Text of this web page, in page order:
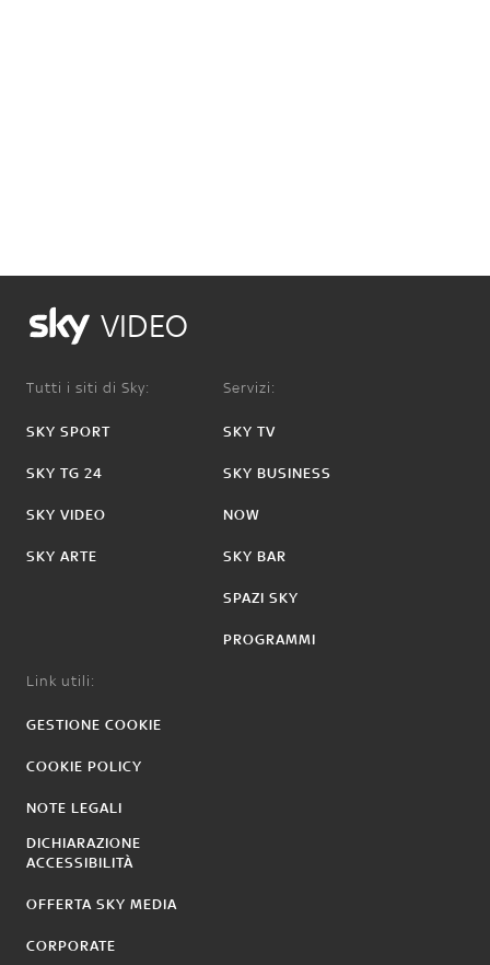
VIDEO
Tutti i siti di Sky:
SKY SPORT
SKY TG 24
SKY VIDEO
SKY ARTE
Servizi:
SKY TV
SKY BUSINESS
NOW
SKY BAR
SPAZI SKY
PROGRAMMI
Link utili:
GESTIONE COOKIE
COOKIE POLICY
NOTE LEGALI
DICHIARAZIONE
ACCESSIBILITÀ
OFFERTA SKY MEDIA
CORPORATE